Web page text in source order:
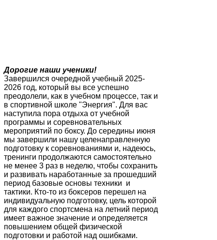
Дорогие наши ученики!
Завершился очередной учебный 2025-
2026 год, который вы все успешно
преодолели, как в учебном процессе, так и
в спортивной школе "Энергия". Для вас
наступила пора отдыха от учебной
программы и соревновательных
мероприятий по боксу. До середины июня
мы завершили нашу целенаправленную
подготовку к соревнованиями и, надеюсь,
тренинги продолжаются самостоятельно
не менее 3 раз в неделю, чтобы сохранить
и развивать наработанные за прошедший
период базовые основы техники и
тактики. Кто-то из боксеров перешел на
индивидуальную подготовку, цель которой
для каждого спортсмена на летний период
имеет важное значение и определяется
повышением общей физической
подготовки и работой над ошибками.